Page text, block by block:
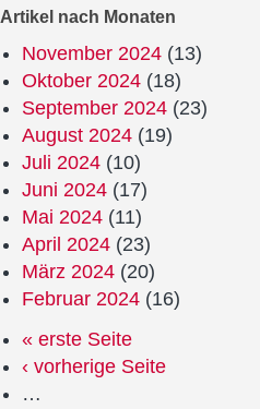
Artikel nach Monaten
November 2024 (13)
Oktober 2024 (18)
September 2024 (23)
August 2024 (19)
Juli 2024 (10)
Juni 2024 (17)
Mai 2024 (11)
April 2024 (23)
März 2024 (20)
Februar 2024 (16)
« erste Seite
‹ vorherige Seite
…